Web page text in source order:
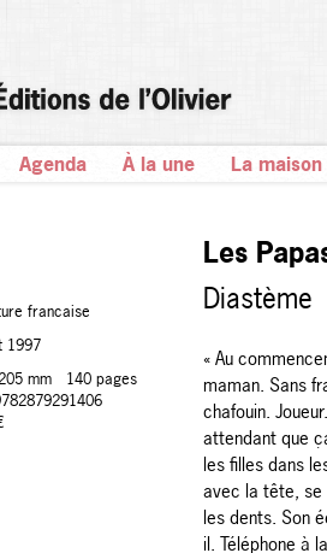
Agenda À la une La maison
francaise
1997
mm
140 pages
Les
Diastème
« Au
maman. Sans
chafouin.
attendant que
les filles dans
avec la tête, se
les dents. Son
il. Téléphone à